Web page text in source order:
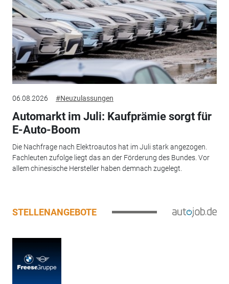
06.08.2026 #Neuzulassungen
Automarkt im Juli: Kaufprämie sorgt für
E-Auto-Boom
Die Nachfrage nach Elektroautos hat im Juli stark angezogen.
Fachleuten zufolge liegt das an der Förderung des Bundes. Vor
allem chinesische Hersteller haben demnach zugelegt.
STELLENANGEBOTE